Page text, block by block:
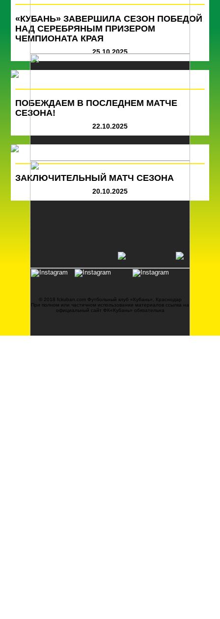
«КУБАНЬ» ЗАВЕРШИЛА СЕЗОН ПОБЕДОЙ
НАД СЕРЕБРЯНЫМ ПРИЗЕРОМ
ЧЕМПИОНАТА КРАЯ
25.10.2025
ПОБЕЖДАЕМ В ПОСЛЕДНЕМ МАТЧЕ
СЕЗОНА!
22.10.2025
ЗАКЛЮЧИТЕЛЬНЫЙ МАТЧ СЕЗОНА
20.10.2025
© 2018 fckuban.com Футбольный клуб «Кубань», Краснодар
При полном или частичном использовании материалов ссылка на
официальный сайт ФК«Кубань» обязательна